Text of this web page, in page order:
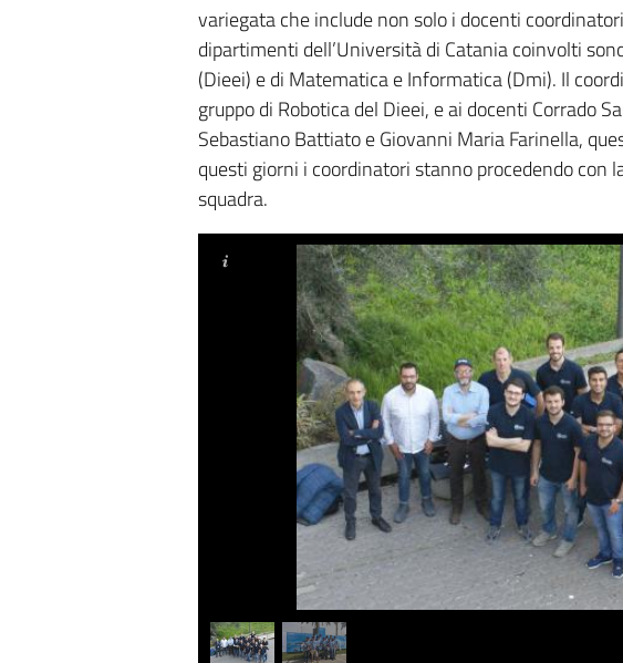
variegata che include non solo i docenti
dipartimenti dell’Università di Catania coinvolti
(Dieei) e di Matematica e Informatica (Dmi). Il
gruppo di Robotica del Dieei, e ai docenti Corrado
Sebastiano Battiato e Giovanni Maria Farinella,
questi giorni i coordinatori stanno procedendo con
squadra.